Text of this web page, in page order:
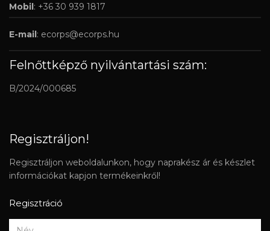
Mobil: +36 30 939 1817
E-mail: ecorps@ecorps.hu
Felnőttképző nyilvántartási szám:
B/2024/000685
Regisztráljon!
Regisztráljon weboldalunkon, hogy naprakész ár és készlet
információkat kapjon termékeinkről!
Regisztráció